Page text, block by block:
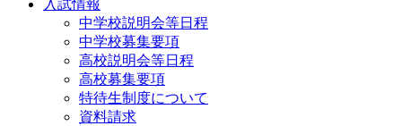
入試情報
中学校説明会等日程
中学校募集要項
高校説明会等日程
高校募集要項
特待生制度について
資料請求